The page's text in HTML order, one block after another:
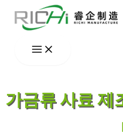
뛰
기
가금류 사료 제